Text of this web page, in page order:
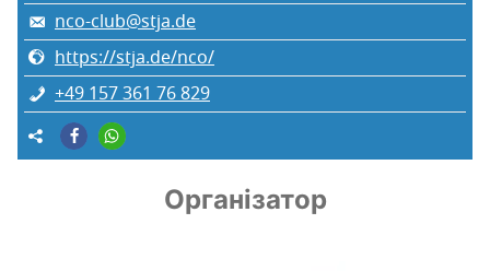
nco-club@stja.de
https://stja.de/nco/
+49 157 361 76 829
Організатор